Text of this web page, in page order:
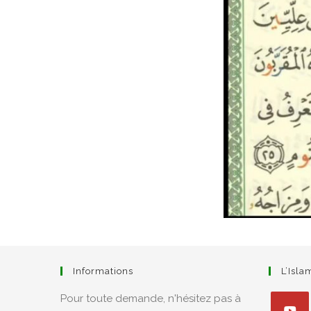
Informations
Pour toute demande, n'hésitez pas à